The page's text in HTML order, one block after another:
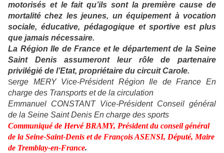
motorisés et le fait qu’ils sont la première cause de
mortalité chez les jeunes, un équipement à vocation
sociale, éducative, pédagogique et sportive est plus
que jamais nécessaire.
La Région Ile de France et le département de la Seine
Saint Denis assumeront leur rôle de partenaire
privilégié de l’Etat, propriétaire du circuit Carole.
Serge MERY Vice-Président Région Ile de France En
charge des Transports et de la circulation
Emmanuel CONSTANT Vice-Président Conseil général
de la Seine Saint Denis En charge des sports
Communiqué de Hervé BRAMY, Président du conseil général
de la Seine-Saint-Denis et de François ASENSI, Député, Maire
de Tremblay-en-France.